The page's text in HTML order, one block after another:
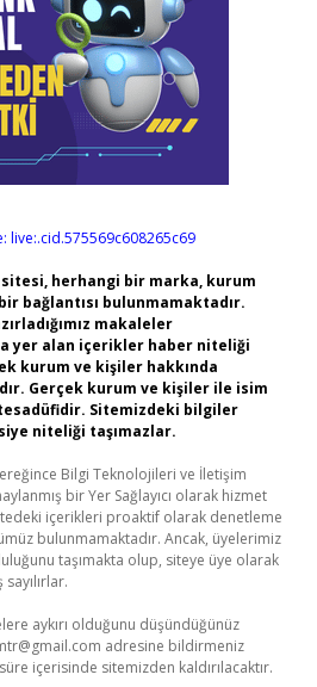
live:.cid.575569c608265c69
herhangi bir marka, kurum
bağlantısı bulunmamaktadır.
makaleler
yer alan içerikler haber niteliği
kurum ve kişiler hakkında
Gerçek kurum ve kişiler ile isim
Sitemizdeki bilgiler
niteliği taşımazlar.
Bilgi Teknolojileri ve İletişim
bir Yer Sağlayıcı olarak hizmet
içerikleri proaktif olarak denetleme
bulunmamaktadır. Ancak, üyelerimiz
taşımakta olup, siteye üye olarak
aykırı olduğunu düşündüğünüz
adresine bildirmeniz
içerisinde sitemizden kaldırılacaktır.